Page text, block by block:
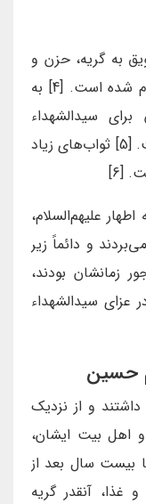
به گریه، حزن و
علیه‌السلام شده است. [4] به
سیدالشهداء
علیه‌السلام، از دیگران استثناء شده است. [5] ثواب‌های زیاد
[6]
علیهم‌السلام،
و دائماً زیر
زمانشان بودند،
سیدالشهداء
حسین
و از نزدیک
بیت ایشان،
بیست سال بعد از
غذا، آنقدر گریه